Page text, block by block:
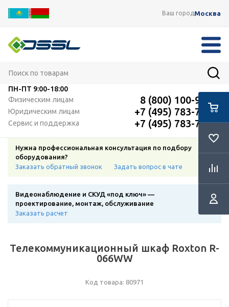
Ваш городМосква
ПН-ПТ 9:00-18:00
Физическим лицам
8 (800) 100-91-12
Юридическим лицам +7 (495) 783-72-87
Сервис и поддержка +7 (495) 783-72-87
Нужна профессиональная консультация по подбору
оборудования?
Заказать обратный звонок
Задать вопрос в чате
Видеонаблюдение и СКУД «под ключ» —
проектирование, монтаж, обслуживание
Заказать расчет
Телекоммуникационный шкаф Roxton R-
066WW
Код товара: 80971